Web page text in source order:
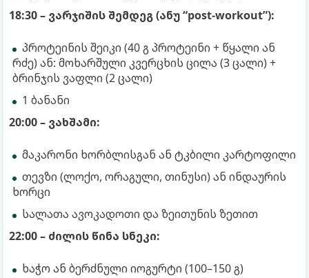
18:30 – ვარჯიშის შემდეგ (ანუ “post-workout”):
პროტეინის შეიკი (40 გ პროტეინი + წყალი ან
რძე) ან: მოხარშული კვერცხის ცილა (3 ცალი) +
ბრინჯის ვაფლი (2 ცალი)
1 ბანანი
20:00 – ვახშამი:
მაკარონი ხორბლისგან ან ტკბილი კარტოფილი
თევზი (ლოქო, ორაგული, თინუსი) ან ინდაურის
ხორცი
სალათა ავოკადოთი და ზეითუნის ზეთით
22:00 – ძილის წინა სნეკი:
ხაჭო ან ბერძნული იოგურტი (100–150 გ)